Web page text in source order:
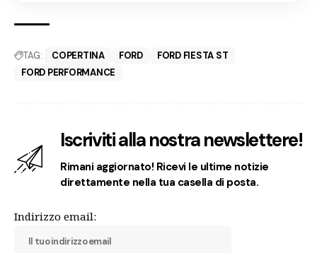
TAG: COPERTINA FORD
FORD FIESTA ST
FORD PERFORMANCE
Iscriviti alla nostra newslettere!
Rimani aggiornato! Ricevi le ultime notizie
direttamente nella tua casella di posta.
Indirizzo email: